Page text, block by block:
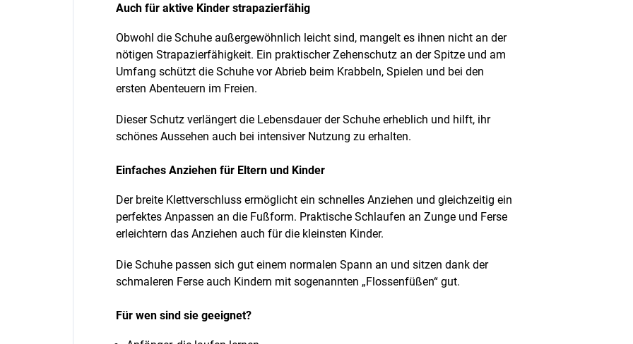
Auch für aktive Kinder strapazierfähig
Obwohl die Schuhe außergewöhnlich leicht sind, mangelt es ihnen nicht an der
nötigen Strapazierfähigkeit. Ein praktischer Zehenschutz an der Spitze und am
Umfang schützt die Schuhe vor Abrieb beim Krabbeln, Spielen und bei den
ersten Abenteuern im Freien.
Dieser Schutz verlängert die Lebensdauer der Schuhe erheblich und hilft, ihr
schönes Aussehen auch bei intensiver Nutzung zu erhalten.
Einfaches Anziehen für Eltern und Kinder
Der breite Klettverschluss ermöglicht ein schnelles Anziehen und gleichzeitig ein
perfektes Anpassen an die Fußform. Praktische Schlaufen an Zunge und Ferse
erleichtern das Anziehen auch für die kleinsten Kinder.
Die Schuhe passen sich gut einem normalen Spann an und sitzen dank der
schmaleren Ferse auch Kindern mit sogenannten „Flossenfüßen“ gut.
Für wen sind sie geeignet?